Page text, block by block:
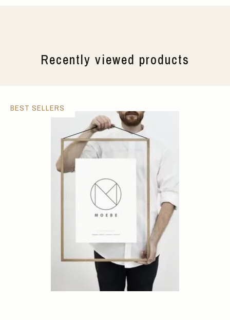
Recently viewed products
BEST SELLERS